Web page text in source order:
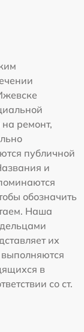
ремонт,
публичной
и
обозначить
Наша
их
в
со ст.